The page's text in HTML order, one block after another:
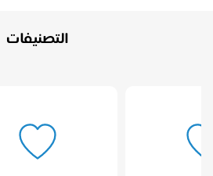
التصنيفات